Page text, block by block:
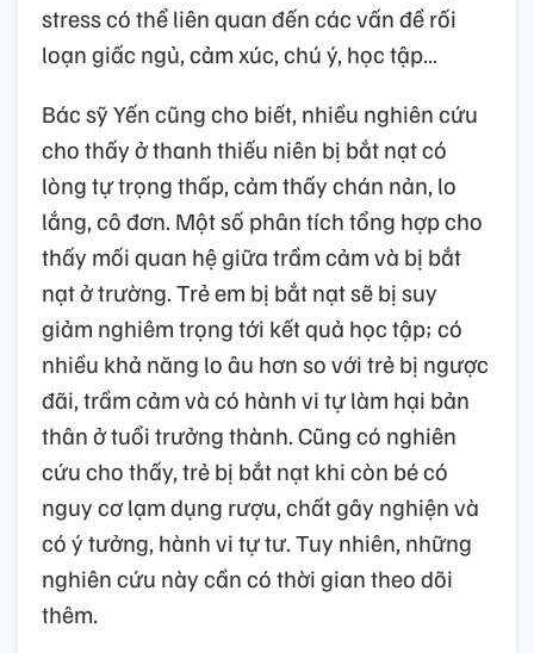
stress có thể liên quan đến các vấn đề rối
loạn giấc ngủ, cảm xúc, chú ý, học tập…
Bác sỹ Yến cũng cho biết, nhiều nghiên cứu
cho thấy ở thanh thiếu niên bị bắt nạt có
lòng tự trọng thấp, cảm thấy chán nản, lo
lắng, cô đơn. Một số phân tích tổng hợp cho
thấy mối quan hệ giữa trầm cảm và bị bắt
nạt ở trường. Trẻ em bị bắt nạt sẽ bị suy
giảm nghiêm trọng tới kết quả học tập; có
nhiều khả năng lo âu hơn so với trẻ bị ngược
đãi, trầm cảm và có hành vi tự làm hại bản
thân ở tuổi trưởng thành. Cũng có nghiên
cứu cho thấy, trẻ bị bắt nạt khi còn bé có
nguy cơ lạm dụng rượu, chất gây nghiện và
có ý tưởng, hành vi tự tư. Tuy nhiên, những
nghiên cứu này cần có thời gian theo dõi
thêm.